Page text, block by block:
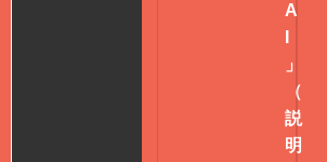
A
」
（
説
明